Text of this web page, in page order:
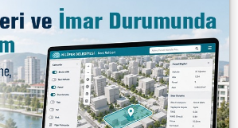
Küçük Erkekler
katılan tek takım olan
birincilik kupasını aldı. Dereceye
ve madalyalarını Nilüfer
Fırat Emiroğlu verdi.